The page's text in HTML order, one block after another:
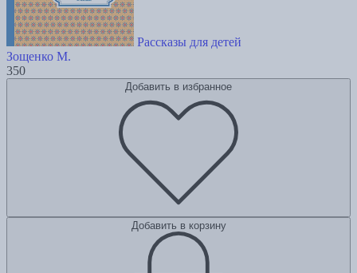
Рассказы для детей
Зощенко М.
350
Добавить в избранное
Добавить в корзину